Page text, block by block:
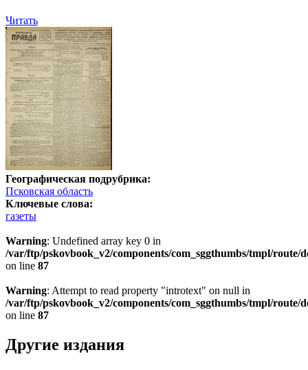
Читать
Географическая подрубрика:
Псковская область
Ключевые слова:
газеты
Warning: Undefined array key 0 in
/var/ftp/pskovbook_v2/components/com_sggthumbs/tmpl/route/
on line 87
Warning: Attempt to read property "introtext" on null in
/var/ftp/pskovbook_v2/components/com_sggthumbs/tmpl/route/
on line 87
Другие издания